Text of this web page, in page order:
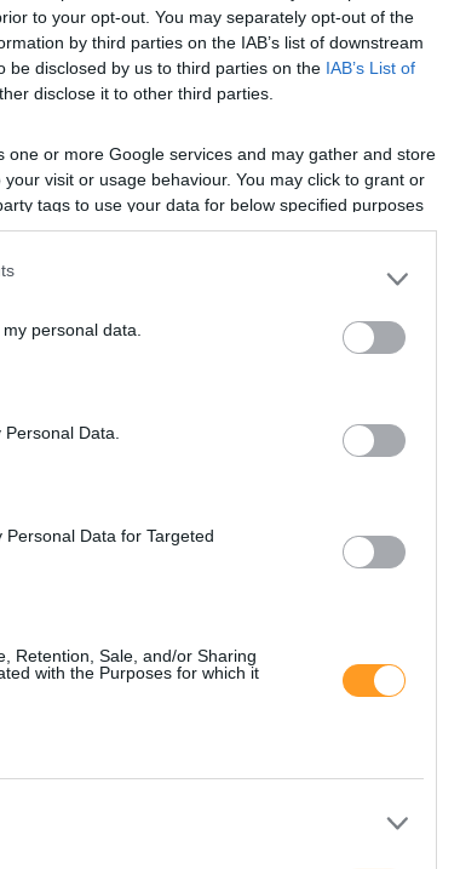
to your opt-out. You may separately opt-out of the
by third parties on the IAB’s list of downstream
be disclosed by us to third parties on the IAB’s List of
disclose it to other third parties.
one or more Google services and may gather and store
visit or usage behaviour. You may click to grant or
tags to use your data for below specified purposes
personal data.
Data.
Data for Targeted
Retention, Sale, and/or Sharing
with the Purposes for which it
da organização
Criar
podem